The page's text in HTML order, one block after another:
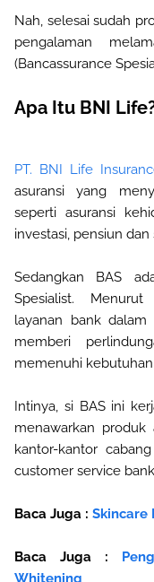
Nah, selesai sudah
pengalaman
(Bancassurance
Apa Itu BNI
PT. BNI Life
asuransi yang
seperti asuransi
investasi, pensiun dan
Sedangkan BAS
Spesialist.
layanan bank dalam
memberi
memenuhi kebutuhan
Intinya, si BAS ini
menawarkan produk
kantor-kantor
customer service
Baca Juga : Skincare
Baca Juga :
Whitening